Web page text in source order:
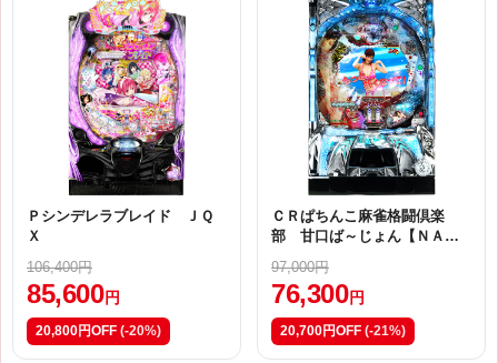
Ｐシンデレラブレイド ＪＱ
Ｘ
106,400円
85,600 円
20,800円OFF (-20%)
ＣＲぱちんこ麻雀格闘倶楽
部 甘口ば～じょん【ＮＡ
97,000円
76,300 円
20,700円OFF (-21%)